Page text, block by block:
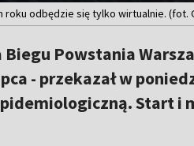
odbędzie się tylko wirtualnie. (fot.
Biegu Powstania
- przekazał w
Start i